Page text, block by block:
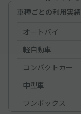
車種ごとの利用実績
オートバイ
軽自動車
コンパクトカー
中型車
ワンボックス